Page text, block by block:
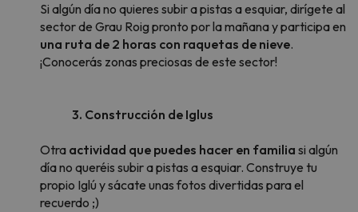
Si algún día no quieres subir a pistas a esquiar, dirígete al
sector de Grau Roig pronto por la mañana y participa en
una ruta de 2 horas con raquetas de nieve.
¡Conocerás zonas preciosas de este sector!
3. Construcción de Iglus
Otra actividad que puedes hacer en familia si algún
día no queréis subir a pistas a esquiar. Construye tu
propio Iglú y sácate unas fotos divertidas para el
recuerdo ;)